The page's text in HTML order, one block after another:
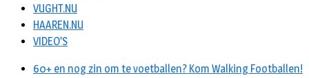
VUGHT.NU
HAAREN.NU
VIDEO’S
60+ en nog zin om te voetballen? Kom Walking Footballen!